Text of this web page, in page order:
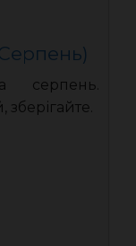
серпень.